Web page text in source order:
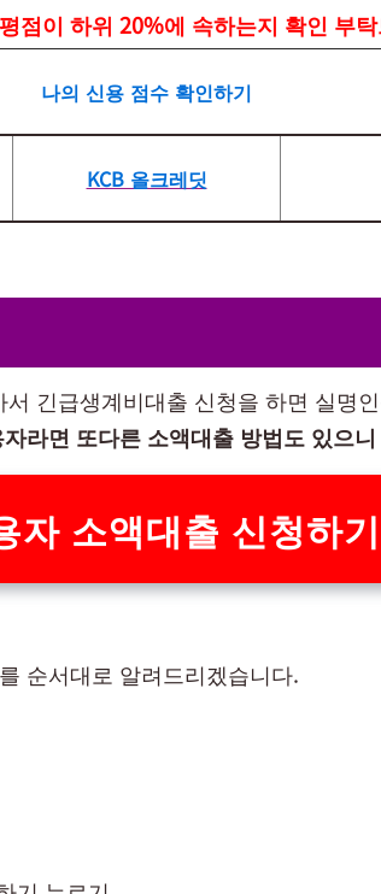
점이 하위 20%에 속하는지 확인 부
나의 신용 점수 확인하기
KCB 올크레딧
긴급생계비대출 신청을 하면 실명
라면 또다른 소액대출 방법도 있으
자 소액대출 신청하기
순서대로 알려드리겠습니다.